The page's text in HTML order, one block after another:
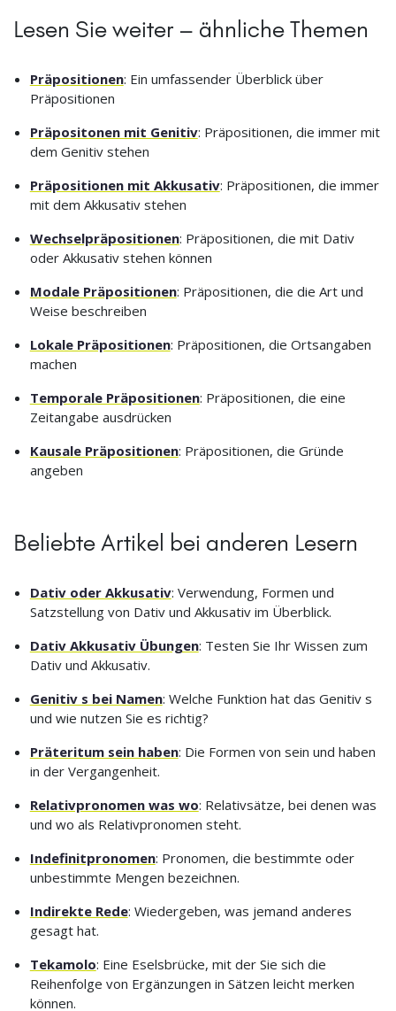
Lesen Sie weiter – ähnliche Themen
Präpositionen: Ein umfassender Überblick über
Präpositionen
Präpositonen mit Genitiv: Präpositionen, die immer mit
dem Genitiv stehen
Präpositionen mit Akkusativ: Präpositionen, die immer
mit dem Akkusativ stehen
Wechselpräpositionen: Präpositionen, die mit Dativ
oder Akkusativ stehen können
Modale Präpositionen: Präpositionen, die die Art und
Weise beschreiben
Lokale Präpositionen: Präpositionen, die Ortsangaben
machen
Temporale Präpositionen: Präpositionen, die eine
Zeitangabe ausdrücken
Kausale Präpositionen: Präpositionen, die Gründe
angeben
Beliebte Artikel bei anderen Lesern
Dativ oder Akkusativ: Verwendung, Formen und
Satzstellung von Dativ und Akkusativ im Überblick.
Dativ Akkusativ Übungen: Testen Sie Ihr Wissen zum
Dativ und Akkusativ.
Genitiv s bei Namen: Welche Funktion hat das Genitiv s
und wie nutzen Sie es richtig?
Präteritum sein haben: Die Formen von sein und haben
in der Vergangenheit.
Relativpronomen was wo: Relativsätze, bei denen was
und wo als Relativpronomen steht.
Indefinitpronomen: Pronomen, die bestimmte oder
unbestimmte Mengen bezeichnen.
Indirekte Rede: Wiedergeben, was jemand anderes
gesagt hat.
Tekamolo: Eine Eselsbrücke, mit der Sie sich die
Reihenfolge von Ergänzungen in Sätzen leicht merken
können.